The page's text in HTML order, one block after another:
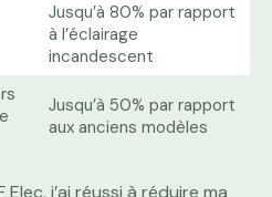
Jusqu’à 80% par rapport
à l’éclairage
incandescent
Jusqu’à 50% par rapport
aux anciens modèles
j’ai réussi à réduire ma